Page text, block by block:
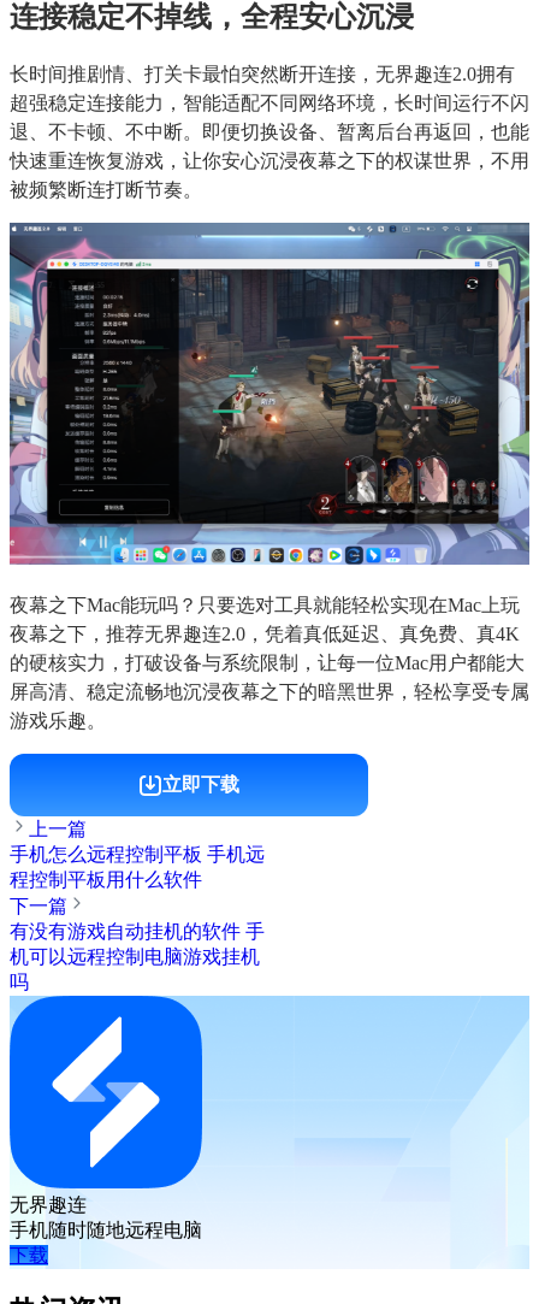
连接稳定不掉线，全程安心沉浸
长时间推剧情、打关卡最怕突然断开连接，无界趣连2.0拥有
超强稳定连接能力，智能适配不同网络环境，长时间运行不闪
退、不卡顿、不中断。即便切换设备、暂离后台再返回，也能
快速重连恢复游戏，让你安心沉浸夜幕之下的权谋世界，不用
被频繁断连打断节奏。
夜幕之下Mac能玩吗？只要选对工具就能轻松实现在Mac上玩
夜幕之下，推荐无界趣连2.0，凭着真低延迟、真免费、真4K
的硬核实力，打破设备与系统限制，让每一位Mac用户都能大
屏高清、稳定流畅地沉浸夜幕之下的暗黑世界，轻松享受专属
游戏乐趣。
立即下载
上一篇
手机怎么远程控制平板 手机远
程控制平板用什么软件
下一篇
有没有游戏自动挂机的软件 手
机可以远程控制电脑游戏挂机
吗
无界趣连
手机随时随地远程电脑
下载